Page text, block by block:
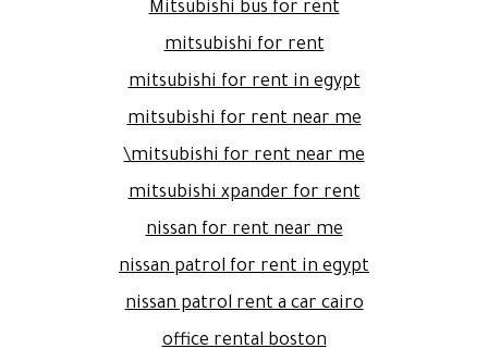
Mitsubishi bus for rent
mitsubishi for rent
mitsubishi for rent in egypt
mitsubishi for rent near me
mitsubishi for rent near me\
mitsubishi xpander for rent
nissan for rent near me
nissan patrol for rent in egypt
nissan patrol rent a car cairo
office rental boston